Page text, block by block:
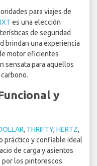
para viajes de
es una elección
de seguridad
brindan una experiencia
motor eficientes
sensata para aquellos
y
, THRIFTY, HERTZ,
práctico y confiable ideal
de carga y asientos
por los pintorescos